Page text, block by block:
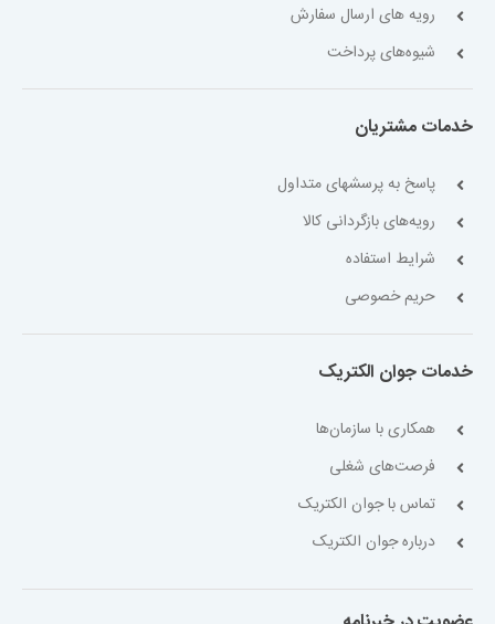
رویه های ارسال سفارش
شیوه‌های پرداخت
خدمات مشتریان
پاسخ به پرسشهای متداول
رویه‌های بازگردانی کالا
شرایط استفاده
حریم خصوصی
خدمات جوان الکتریک
همکاری با سازمان‌ها
فرصت‌های شغلی
تماس با جوان الکتریک
درباره جوان الکتریک